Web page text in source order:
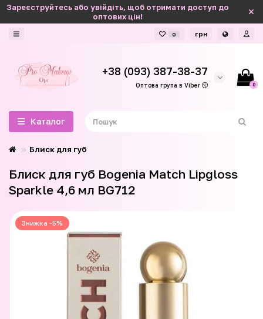
Зареєструйтесь або увійдіть, щоб отримати доступ до
оптових цін!
0 грн
+38 (093) 387-38-37
Оптова група в Viber 0
Каталог
Блиск для губ
Блиск для губ Bogenia Match Lipgloss
Sparkle 4,6 мл BG712
Знижка -5%